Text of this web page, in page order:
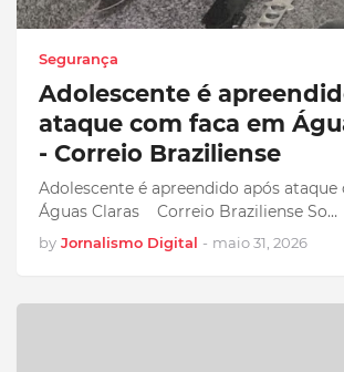
Segurança
Adolescente é
ataque com faca em
- Correio Braziliense
Adolescente é apreendido após
Águas Claras Correio Braziliense So…
by Jornalismo Digital - maio 31, 2026